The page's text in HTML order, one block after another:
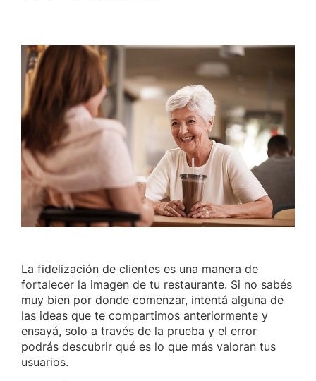
La fidelización de clientes es una manera de
fortalecer la imagen de tu restaurante. Si no sabés
muy bien por donde comenzar, intentá alguna de
las ideas que te compartimos anteriormente y
ensayá, solo a través de la prueba y el error
podrás descubrir qué es lo que más valoran tus
usuarios.